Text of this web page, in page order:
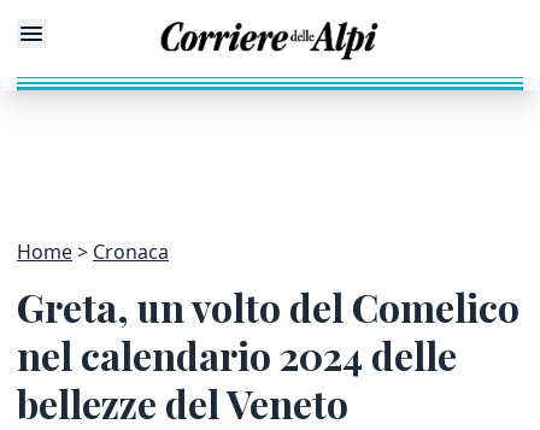
Home Cronaca
Greta, un volto del Comelico
nel calendario 2024 delle
bellezze del Veneto